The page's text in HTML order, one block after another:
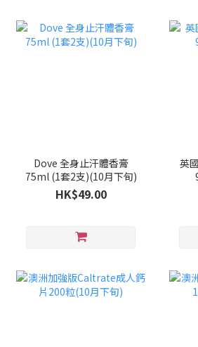
Dove 全身止汗體香膏
75ml (1套2支)(10月下旬)
HK$49.00
英